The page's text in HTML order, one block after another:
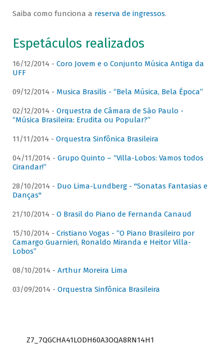
Saiba como funciona a reserva de ingressos.
Espetáculos realizados
16/12/2014 - Coro Jovem e o Conjunto Música Antiga da
UFF
09/12/2014 - Musica Brasilis - “Bela Música, Bela Época”
02/12/2014 - Orquestra de Câmara de São Paulo -
“Música Brasileira: Erudita ou Popular?”
11/11/2014 - Orquestra Sinfônica Brasileira
04/11/2014 - Grupo Quinto – “Villa-Lobos: Vamos todos
Cirandar!”
28/10/2014 - Duo Lima-Lundberg - "Sonatas Fantasias e
Danças"
21/10/2014 - O Brasil do Piano de Fernanda Canaud
15/10/2014 - Cristiano Vogas - “O Piano Brasileiro por
Camargo Guarnieri, Ronaldo Miranda e Heitor Villa-
Lobos”
08/10/2014 - Arthur Moreira Lima
03/09/2014 - Orquestra Sinfônica Brasileira
Z7_7QGCHA41LODH60A3OQA8RN14H1